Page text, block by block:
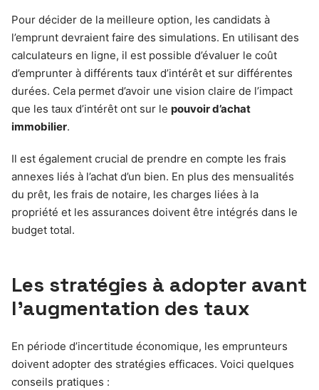
Pour décider de la meilleure option, les candidats à
l’emprunt devraient faire des simulations. En utilisant des
calculateurs en ligne, il est possible d’évaluer le coût
d’emprunter à différents taux d’intérêt et sur différentes
durées. Cela permet d’avoir une vision claire de l’impact
que les taux d’intérêt ont sur le pouvoir d’achat
immobilier.
Il est également crucial de prendre en compte les frais
annexes liés à l’achat d’un bien. En plus des mensualités
du prêt, les frais de notaire, les charges liées à la
propriété et les assurances doivent être intégrés dans le
budget total.
Les stratégies à adopter avant
l’augmentation des taux
En période d’incertitude économique, les emprunteurs
doivent adopter des stratégies efficaces. Voici quelques
conseils pratiques :